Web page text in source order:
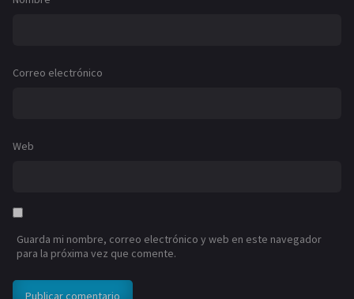
Correo electrónico
Web
Guarda mi nombre, correo electrónico y web en este navegador
para la próxima vez que comente.